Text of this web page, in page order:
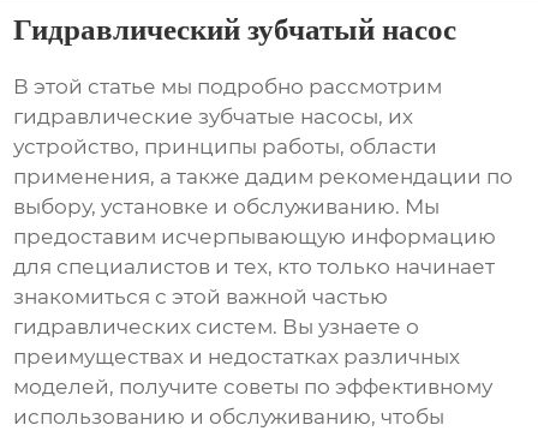
Гидравлический зубчатый насос
В этой статье мы подробно рассмотрим
гидравлические зубчатые насосы, их
устройство, принципы работы, области
применения, а также дадим рекомендации по
выбору, установке и обслуживанию. Мы
предоставим исчерпывающую информацию
для специалистов и тех, кто только начинает
знакомиться с этой важной частью
гидравлических систем. Вы узнаете о
преимуществах и недостатках различных
моделей, получите советы по эффективному
использованию и обслуживанию, чтобы